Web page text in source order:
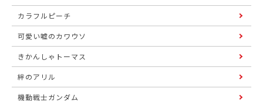
カラフルピーチ
可愛い嘘のカワウソ
きかんしゃトーマス
絆のアリル
機動戦士ガンダム